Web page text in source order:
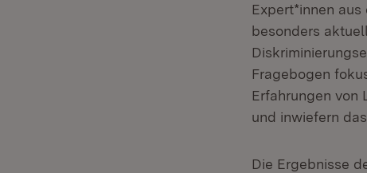
Expert*innen
besonders
Fragebogen
Erfahrungen von
und inwiefern
Die Ergebnisse